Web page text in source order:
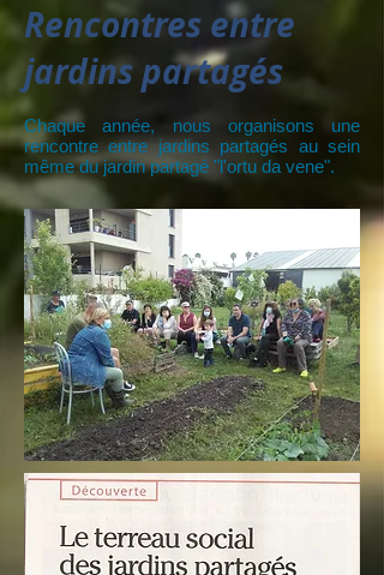
Rencontres entre
jardins partagés
Chaque année, nous organisons une
rencontre entre jardins partagés au sein
même du jardin partagé "l'ortu da vene".